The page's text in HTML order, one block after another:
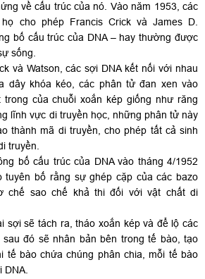
về cấu trúc của nó. Vào năm 1953, các
cho phép Francis Crick và James D.
bố cấu trúc của DNA – hay thường được
sống.
và Watson, các sợi DNA kết nối với nhau
dây khóa kéo, các phân tử đan xen vào
trong của chuỗi xoắn kép giống như răng
lĩnh vực di truyền học, những phân tử này
thành mã di truyền, cho phép tất cả sinh
truyền.
bố cấu trúc của DNA vào tháng 4/1952
tuyên bố rằng sự ghép cặp của các bazo
chế sao chế khả thi đối với vật chất di
sợi sẽ tách ra, tháo xoắn kép và để lộ các
sau đó sẽ nhân bản bên trong tế bào, tạo
tế bào chứa chúng phân chia, mỗi tế bào